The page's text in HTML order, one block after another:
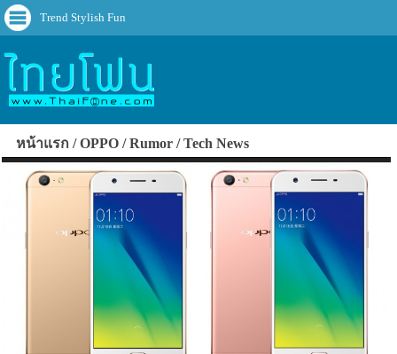
Trend Stylish Fun
หน้าแรก OPPO Rumor Tech News